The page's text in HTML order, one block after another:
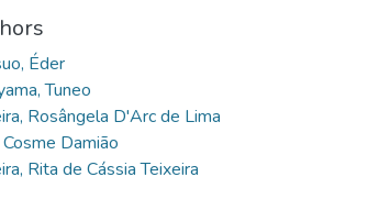
Éder
Tuneo
Rosângela D'Arc de Lima
Cosme Damião
Rita de Cássia Teixeira